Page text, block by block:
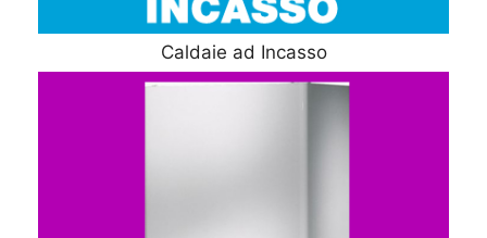
Caldaie ad Incasso